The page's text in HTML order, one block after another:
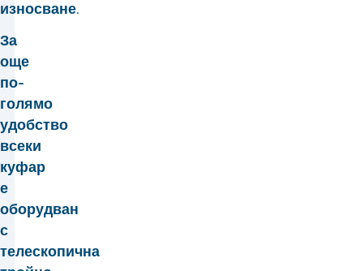
износване.
За
още
по-
голямо
удобство
всеки
куфар
е
оборудван
с
телескопична